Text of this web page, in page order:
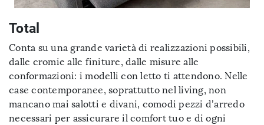
Total
Conta su una grande varietà di realizzazioni possibili,
dalle cromie alle finiture, dalle misure alle
conformazioni: i modelli con letto ti attendono. Nelle
case contemporanee, soprattutto nel living, non
mancano mai salotti e divani, comodi pezzi d’arredo
necessari per assicurare il comfort tuo e di ogni